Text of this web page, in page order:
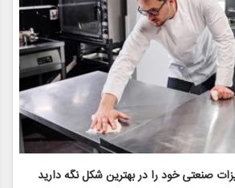
صنعتی خود را در بهترین شکل نگه دارید